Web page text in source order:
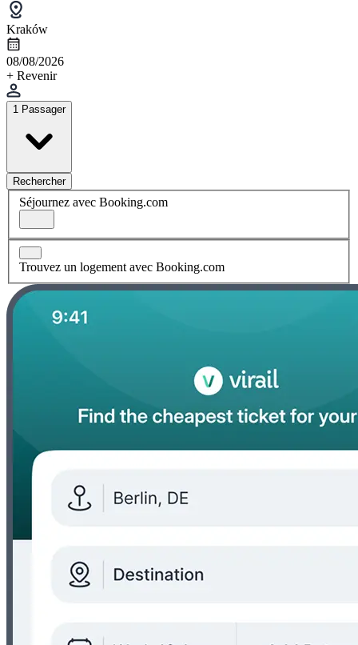
Kraków
08/08/2026
+ Revenir
1 Passager
Rechercher
Séjournez avec Booking.com
Trouvez un logement avec Booking.com